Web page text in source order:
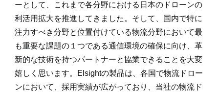
ーとして、これまで各分野における日本のドローンの
利活用拡大を推進してきました。そして、国内で特に
注力すべき分野と位置付けている物流分野において最
も重要な課題の１つである通信環境の確保に向け、革
新的な技術を持つパートナーと協業できることを大変
嬉しく思います。Elsightの製品は、各国で物流ドロー
ンにおいて、採用実績が広がっており、当社の物流ド